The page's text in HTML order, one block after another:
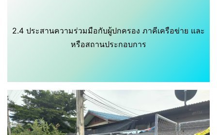
2.4 ประสานความร่วมมือกับผู้ปกครอง ภาคีเครือข่าย และ
หรือสถานประกอบการ